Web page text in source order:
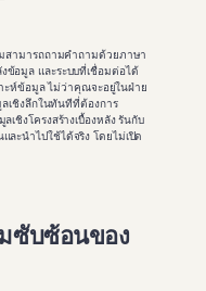
ามารถถามคำถามด้วยภาษา
อมูล และระบบที่เชื่อมต่อได้
ะห์ข้อมูล ไม่ว่าคุณจะอยู่ในฝ่าย
เชิงลึกในทันทีที่ต้องการ
ชิงโครงสร้างเบื้องหลัง รันกับ
ะนำไปใช้ได้จริง โดยไม่เปิด
ซับซ้อนของ